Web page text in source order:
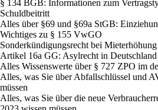
§ 134 BGB: Informationen zum
Schuldbeitritt
Alles über §69 und §69a StGB:
Wichtiges zu § 155 VwGO
Sonderkündigungsrecht bei
Artikel 16a GG: Asylrecht in Deutschland
Alles Wissenswerte über § 727 ZPO im
Alles, was Sie über Abfallschlüssel und
müssen
Alles, was Sie über die neue